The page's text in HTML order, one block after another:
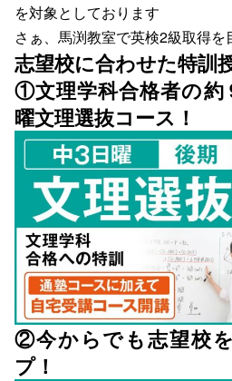
を対象としております
さぁ、馬渕教室で英検2級取得を
志望校に合わせた特訓
①文理学科合格者の約
曜文理選抜コース！
②今からでも志望校
プ！